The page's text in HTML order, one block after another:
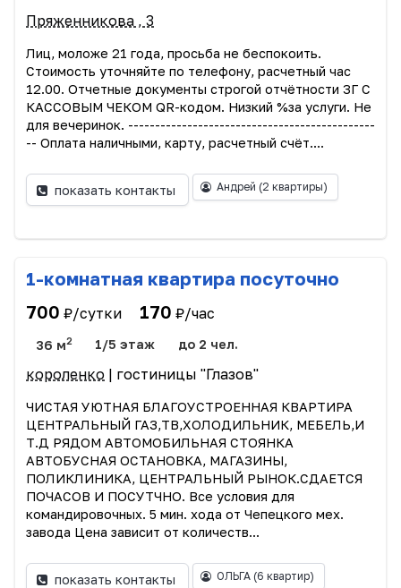
Пряженникова , 3
Лиц, моложе 21 года, просьба не беспокоить.
Стоимость уточняйте по телефону, расчетный час
12.00. Отчетные документы строгой отчётности 3Г С
КАССОВЫМ ЧЕКОМ QR-кодом. Низкий %за услуги. Не
для вечеринок. ----------------------------------------------
-- Оплата наличными, карту, расчетный счёт....
показать контакты Андрей (2 квартиры)
1-комнатная квартира посуточно
700 ₽/сутки 170 ₽/час
36 м2 1/5 этаж до 2 чел.
короленко | гостиницы "Глазов"
ЧИСТАЯ УЮТНАЯ БЛАГОУСТРОЕННАЯ КВАРТИРА
ЦЕНТРАЛЬНЫЙ ГАЗ,ТВ,ХОЛОДИЛЬНИК, МЕБЕЛЬ,И
Т.Д РЯДОМ АВТОМОБИЛЬНАЯ СТОЯНКА
АВТОБУСНАЯ ОСТАНОВКА, МАГАЗИНЫ,
ПОЛИКЛИНИКА, ЦЕНТРАЛЬНЫЙ РЫНОК.СДАЕТСЯ
ПОЧАСОВ И ПОСУТЧНО. Все условия для
командировочных. 5 мин. хода от Чепецкого мех.
завода Цена зависит от количеств...
показать контакты ОЛЬГА (6 квартир)